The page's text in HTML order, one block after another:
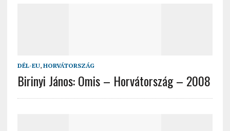
DÉL-EU, HORVÁTORSZÁG
Birinyi János: Omis – Horvátország – 2008